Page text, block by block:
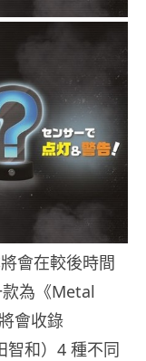
會在較後時間
為《Metal
會收錄
智和）4 種不同